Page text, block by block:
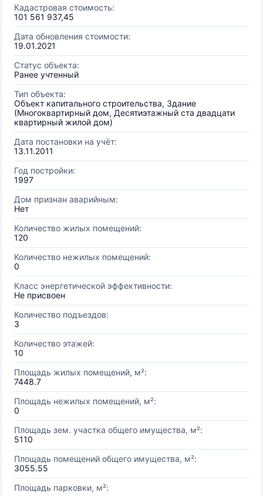
Кадастровая стоимость:
101 561 937,45
Дата обновления стоимости:
19.01.2021
Статус объекта:
Ранее учтенный
Тип объекта:
Объект капитального строительства, Здание
(Многоквартирный дом, Десятиэтажный ста двадцати
квартирный жилой дом)
Дата постановки на учёт:
13.11.2011
Год постройки:
1997
Дом признан аварийным:
Нет
Количество жилых помещений:
120
Количество нежилых помещений:
0
Класс энергетической эффективности:
Не присвоен
Количество подъездов:
3
Количество этажей:
10
Площадь жилых помещений, м²:
7448.7
Площадь нежилых помещений, м²:
0
Площадь зем. участка общего имущества, м²:
5110
Площадь помещений общего имущества, м²:
3055.55
Площадь парковки, м²: